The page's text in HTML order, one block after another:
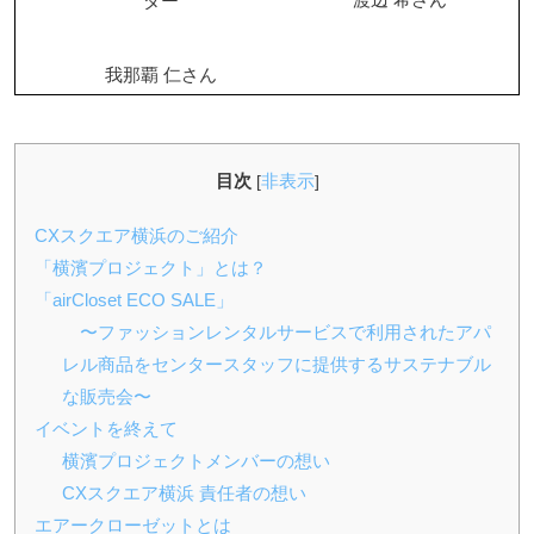
我那覇 仁さん
目次 [非表示]
CXスクエア横浜のご紹介
「横濱プロジェクト」とは？
「airCloset ECO SALE」
〜ファッションレンタルサービスで利用されたアパ
レル商品をセンタースタッフに提供するサステナブル
な販売会〜
イベントを終えて
横濱プロジェクトメンバーの想い
CXスクエア横浜 責任者の想い
エアークローゼットとは